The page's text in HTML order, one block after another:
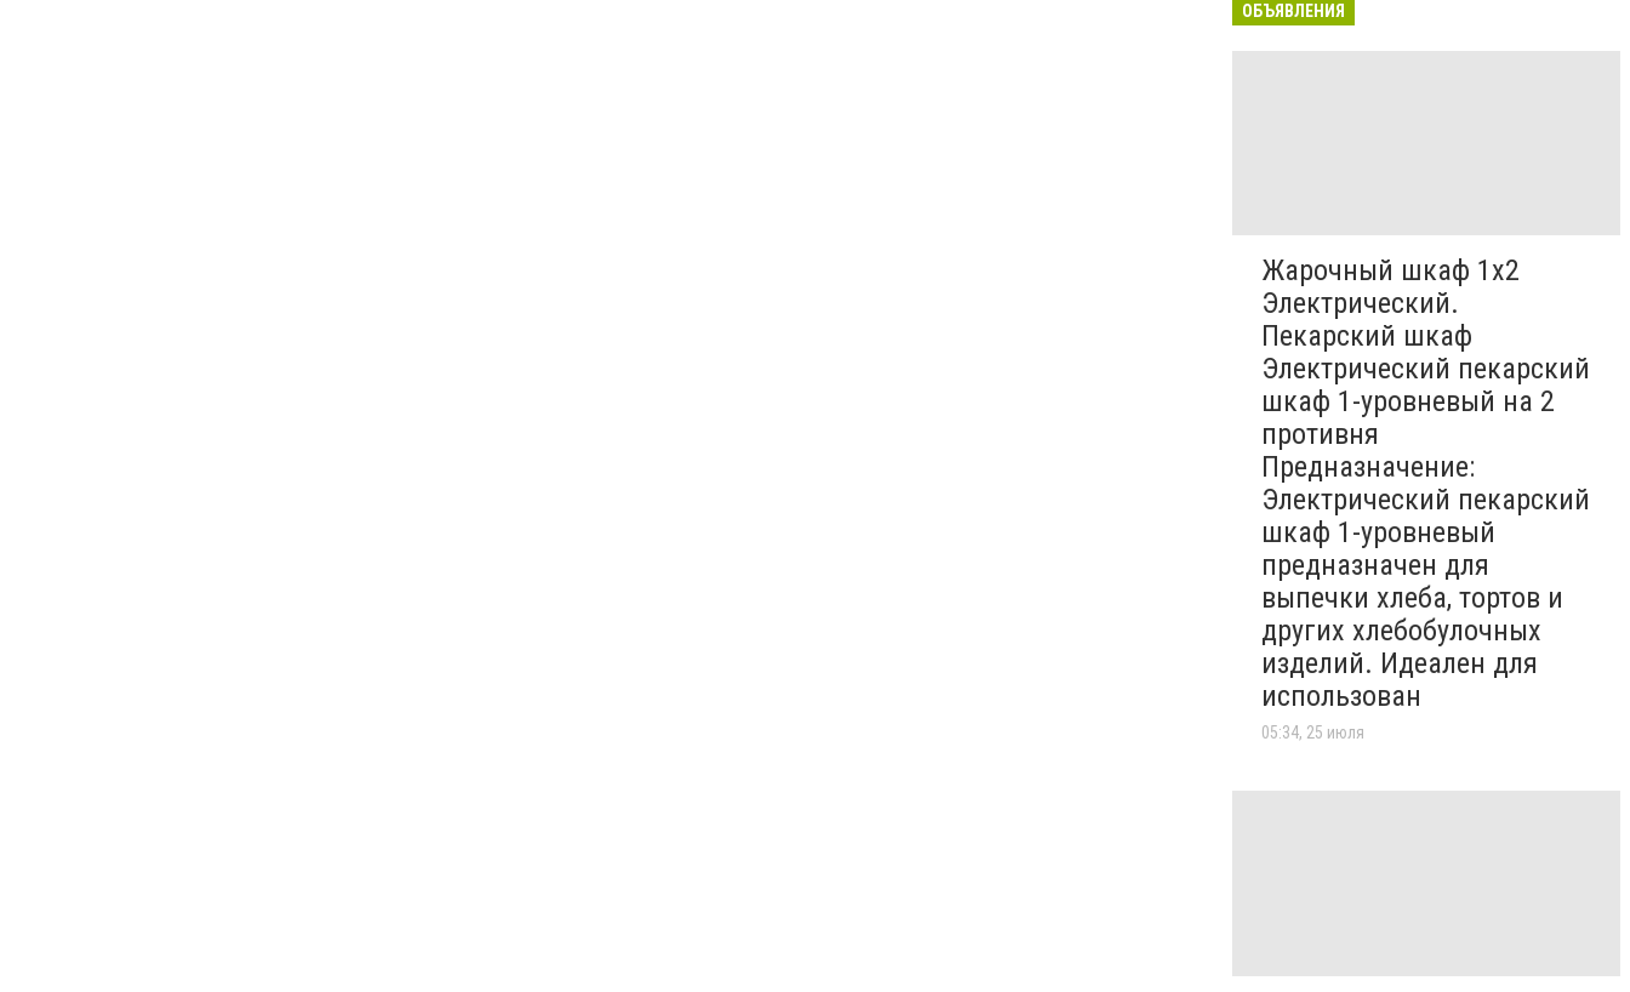
ОБЪЯВЛЕНИЯ
Жарочный шкаф 1х2
Электрический.
Пекарский шкаф
Электрический пекарский
шкаф 1-уровневый на 2
противня
Предназначение:
Электрический пекарский
шкаф 1-уровневый
предназначен для
выпечки хлеба, тортов и
других хлебобулочных
изделий. Идеален для
использован
05:34, 25 июля